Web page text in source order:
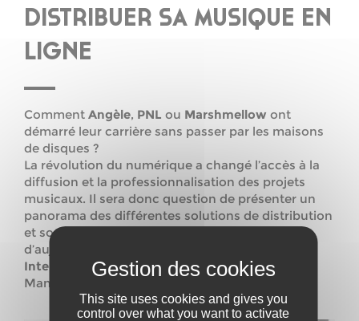
DISTRIBUER SA MUSIQUE EN
LIGNE
Comment Angèle, PNL ou Marshmellow ont
démarré leur carrière sans passer par les maisons
de disques ?
La révolution du numérique a changé l’accès à la
diffusion et la professionnalisation des projets
musicaux. Il sera donc question de présenter un
panorama des différentes solutions de distribution
et sources de revenus pour les artistes et labels
d’aujourd’hui.
Intervenant :Basile BEAUGENDRE ( Country
Manager – TuneCore France)
This site uses cookies and gives you
control over what you want to activate